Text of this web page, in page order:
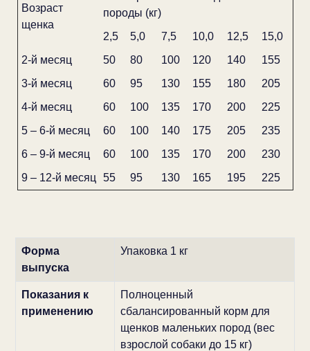
Возраст
щенка
породы (кг)
2,5
5,0 7,5 10,0 12,5
15,0
2-й месяц
50 80 100 120 140
155
3-й месяц
60 95 130 155 180
205
4-й месяц
60 100 135 170 200
225
5 – 6-й месяц
60 100 140 175 205
235
6 – 9-й месяц
60 100 135 170 200
230
9 – 12-й месяц
55 95 130 165 195 225
Форма
выпуска
Упаковка 1 кг
Показания к
применению
Полноценный
сбалансированный корм для
щенков маленьких пород (вес
взрослой собаки до 15 кг)